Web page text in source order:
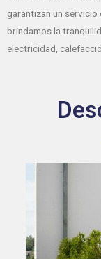
garantizan un servicio
brindamos la
electricidad,